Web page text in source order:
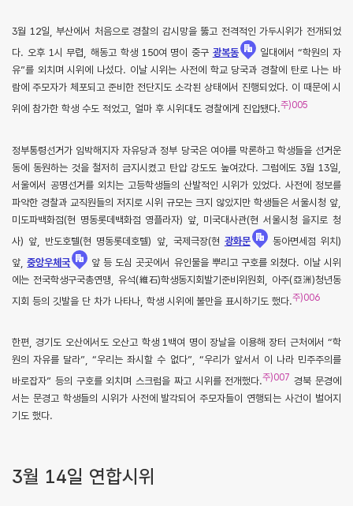
3월 12일, 부산에서 처음으로 경찰의 감시망을 뚫고 전격적인 가두시위가 전개되었
다. 오후 1시 무렵, 해동고 학생 150여 명이 중구 광복동
일대에서 “학원의 자
유”를 외치며 시위에 나섰다. 이날 시위는 사전에 학교 당국과 경찰에 탄로 나는 바
람에 주모자가 체포되고 준비한 전단지도 소각된 상태에서 진행되었다. 이 때문에 시
위에 참가한 학생 수도 적었고, 얼마 후 시위대도 경찰에게 진압됐다.주)005
정부통령선거가 임박해지자 자유당과 정부 당국은 여야를 막론하고 학생들을 선거운
동에 동원하는 것을 철저히 금지시켰고 탄압 강도도 높여갔다. 그럼에도 3월 13일,
서울에서 공명선거를 외치는 고등학생들의 산발적인 시위가 있었다. 사전에 정보를
파악한 경찰과 교직원들의 저지로 시위 규모는 크지 않았지만 학생들은 서울시청 앞,
미도파백화점(현 명동롯데백화점 영플라자) 앞, 미국대사관(현 서울시청 을지로 청
사) 앞, 반도호텔(현 명동롯데호텔) 앞, 국제극장(현 광화문
동아면세점 위치)
앞,중앙우체국
앞 등 도심 곳곳에서 유인물을 뿌리고 구호를 외쳤다. 이날 시위
에는 전국학생구국총연맹, 유석(維石)학생동지회발기준비위원회, 아주(亞洲)청년동
지회 등의 깃발을 단 차가 나타나, 학생 시위에 불만을 표시하기도 했다.주)006
한편, 경기도 오산에서도 오산고 학생 1백여 명이 장날을 이용해 장터 근처에서 “학
원의 자유를 달라”, “우리는 좌시할 수 없다”, “우리가 앞서서 이 나라 민주주의를
바로잡자” 등의 구호를 외치며 스크럼을 짜고 시위를 전개했다.주)007 경북 문경에
서는 문경고 학생들의 시위가 사전에 발각되어 주모자들이 연행되는 사건이 벌어지
기도 했다.
3월 14일 연합시위